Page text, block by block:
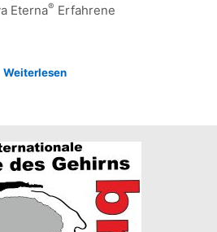
Eterna® Erfahrene
Weiterlesen